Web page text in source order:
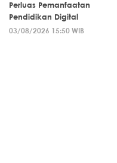
Perluas Pemanfaatan
Pendidikan Digital
03/08/2026 15:50 WIB